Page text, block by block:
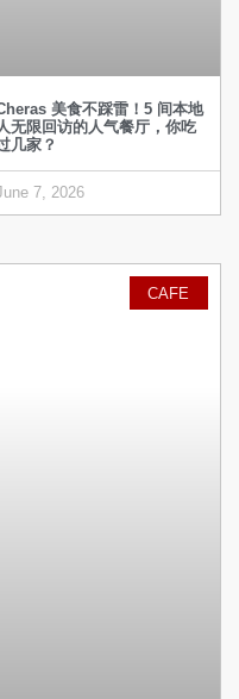
美食不踩雷！5 间本地
人无限回访的人气餐厅，你吃
几家？
7, 2026
CAFE